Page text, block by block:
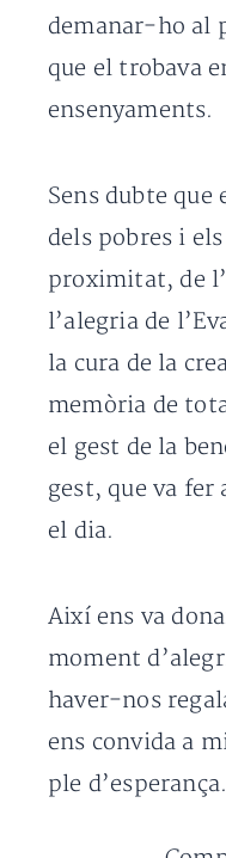
demanar-ho al
que el trobava
ensenyaments.
Sens dubte que
dels pobres i
proximitat, de
l’alegria de
la cura de la
memòria de
el gest de la
gest, que va fer
el dia.
Així ens va
moment
haver-nos
ens convida a
ple d’esperança.